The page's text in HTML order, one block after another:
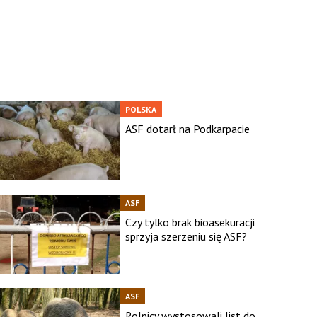
POLSKA
ASF dotarł na Podkarpacie
ASF
Czy tylko brak bioasekuracji
sprzyja szerzeniu się ASF?
ASF